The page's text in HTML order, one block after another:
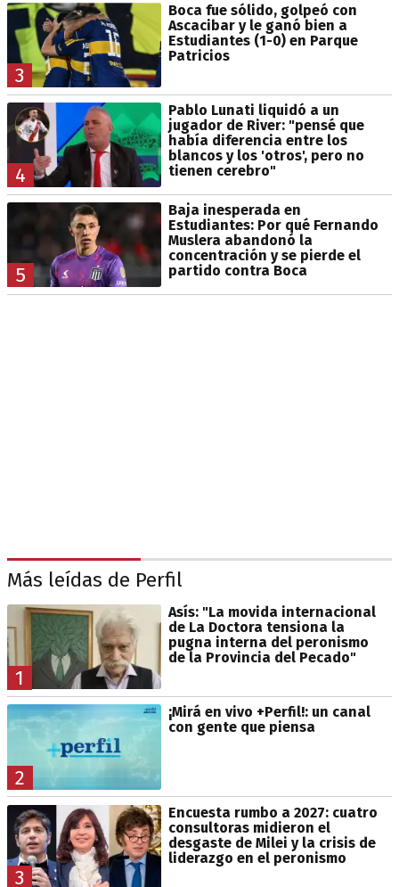
3
Boca fue sólido, golpeó con
Ascacibar y le ganó bien a
Estudiantes (1-0) en Parque
Patricios
4
Pablo Lunati liquidó a un
jugador de River: "pensé que
había diferencia entre los
blancos y los 'otros', pero no
tienen cerebro"
5
Baja inesperada en
Estudiantes: Por qué Fernando
Muslera abandonó la
concentración y se pierde el
partido contra Boca
Más leídas de Perfil
1
Asís: "La movida internacional
de La Doctora tensiona la
pugna interna del peronismo
de la Provincia del Pecado"
2
¡Mirá en vivo +Perfil!: un canal
con gente que piensa
3
Encuesta rumbo a 2027: cuatro
consultoras midieron el
desgaste de Milei y la crisis de
liderazgo en el peronismo